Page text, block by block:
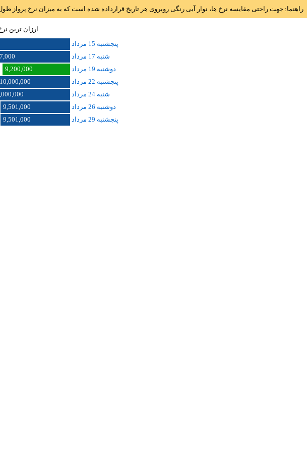
راهنما: جهت راحتی مقایسه نرخ ها، نوار آبی رنگی روبروی هر تاریخ قرارداده شده است که به میزان نرخ
ارزان ترین
پنجشنبه 15 مرداد
شنبه 17 مرداد
دوشنبه 19 مرداد
9,200,000
پنجشنبه 22 مرداد
10,000,000
شنبه 24 مرداد
دوشنبه 26 مرداد
9,501,000
پنجشنبه 29 مرداد
9,501,000